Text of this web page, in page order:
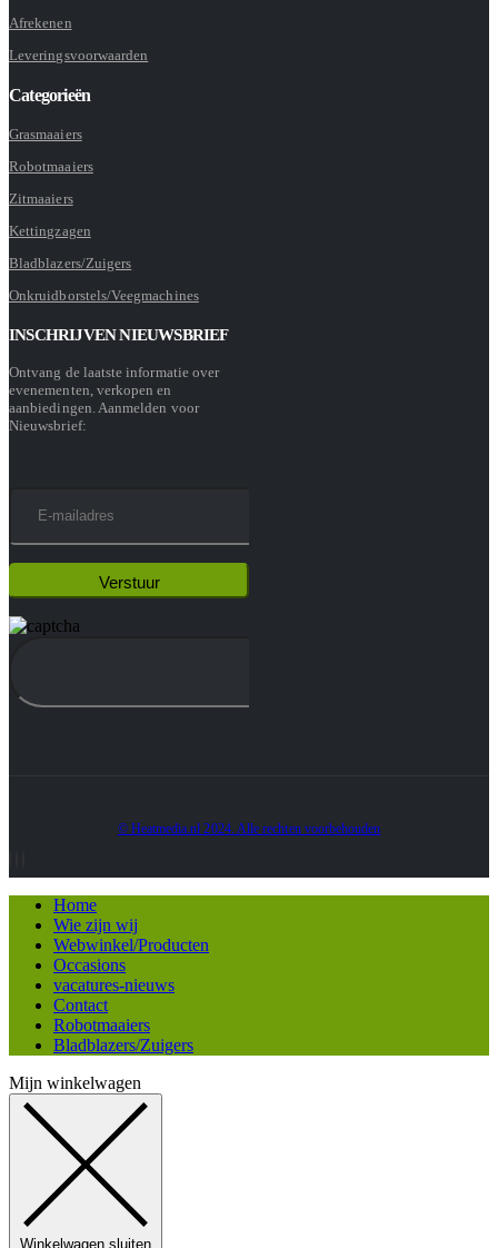
Afrekenen
Leveringsvoorwaarden
Categorieën
Grasmaaiers
Robotmaaiers
Zitmaaiers
Kettingzagen
Bladblazers/Zuigers
Onkruidborstels/Veegmachines
INSCHRIJVEN NIEUWSBRIEF
Ontvang de laatste informatie over
evenementen, verkopen en
aanbiedingen. Aanmelden voor
Nieuwsbrief:
© Heatmedia.nl 2024. Alle rechten voorbehouden
Home
Wie zijn wij
Webwinkel/Producten
Occasions
vacatures-nieuws
Contact
Robotmaaiers
Bladblazers/Zuigers
Mijn winkelwagen
Winkelwagen sluiten